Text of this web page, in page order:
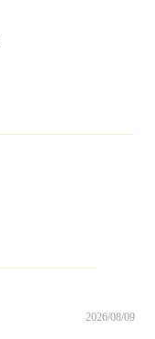
2026/08/09